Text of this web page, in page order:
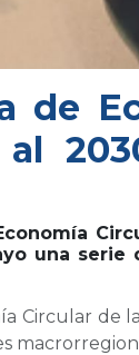
de
una
de